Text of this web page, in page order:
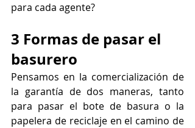
para cada agente?
3 Formas de pasar el
basurero
Pensamos en la comercialización de
la garantía de dos maneras, tanto
para pasar el bote de basura o la
papelera de reciclaje en el camino de